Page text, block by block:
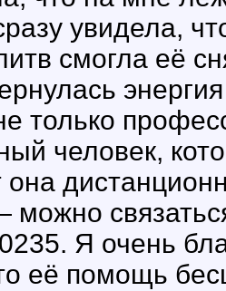
увидела,
смогла её
только
человек,
можно
Я очень
её помощь